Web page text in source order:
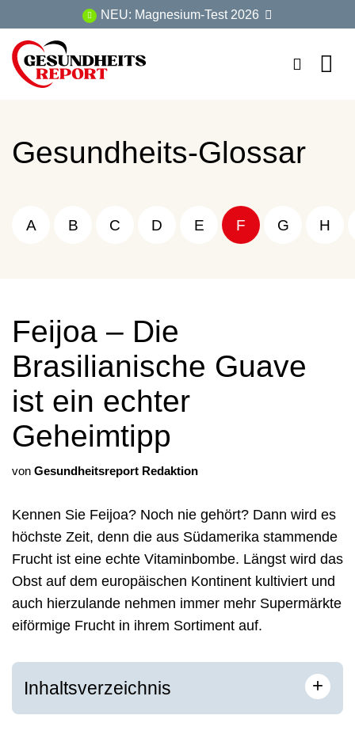
Inhalt
springen
NEU: Magnesium-Test 2026
Gesundheits-Glossar
A B C D E F G H
Feijoa – Die
Brasilianische Guave
ist ein echter
Geheimtipp
von Gesundheitsreport Redaktion
Kennen Sie Feijoa? Noch nie gehört? Dann wird es
höchste Zeit, denn die aus Südamerika stammende
Frucht ist eine echte Vitaminbombe. Längst wird das
Obst auf dem europäischen Kontinent kultiviert und
auch hierzulande nehmen immer mehr Supermärkte
eiförmige Frucht in ihrem Sortiment auf.
Inhaltsverzeichnis +